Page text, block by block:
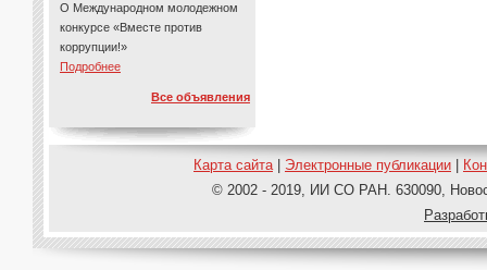
О Международном молодежном
конкурсе «Вместе против
коррупции!»
Подробнее
Все объявления
Карта сайта| Электронные публикации
© 2002 - 2019, ИИ СО РАН. 630090,